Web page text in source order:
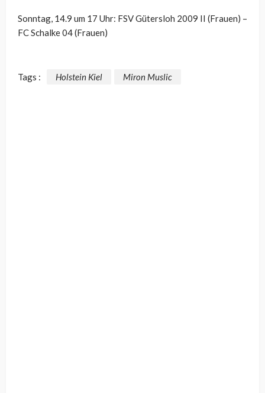
Sonntag, 14.9 um 17 Uhr: FSV Gütersloh 2009 II (Frauen) –
FC Schalke 04 (Frauen)
Tags : Holstein Kiel Miron Muslic